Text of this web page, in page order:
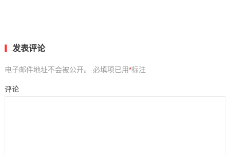
发表评论
电子邮件地址不会被公开。 必填项已用*标注
评论